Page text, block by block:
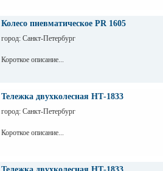
Колесо пневматическое PR 1605
город: Санкт-Петербург
Короткое описание...
Тележка двухколесная НТ-1833
город: Санкт-Петербург
Короткое описание...